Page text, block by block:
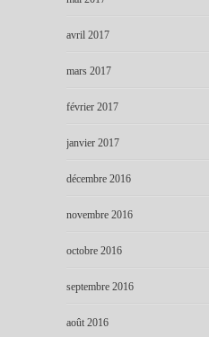
avril 2017
mars 2017
février 2017
janvier 2017
décembre 2016
novembre 2016
octobre 2016
septembre 2016
août 2016